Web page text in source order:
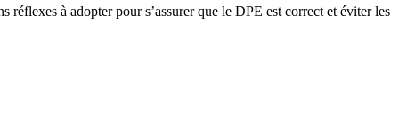
à adopter pour s’assurer que le DPE est correct et éviter les